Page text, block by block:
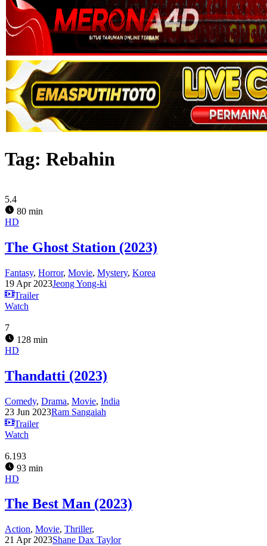
Tag: Rebahin
5.4
80 min
HD
The Ghost Station (2023)
Fantasy, Horror, Movie, Mystery, Korea
19 Apr 2023Jeong Yong-ki
Trailer
Watch
7
128 min
HD
Thandatti (2023)
Comedy, Drama, Movie, India
23 Jun 2023Ram Sangaiah
Trailer
Watch
6.193
93 min
HD
The Best Man (2023)
Action, Movie, Thriller,
21 Apr 2023Shane Dax Taylor